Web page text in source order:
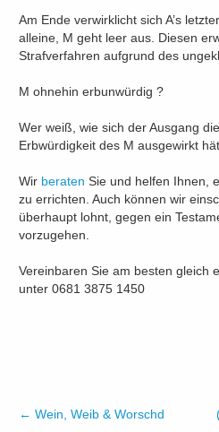
Am Ende verwirklicht sich A’s
alleine, M geht leer aus. Diesen
Strafverfahren aufgrund des
M ohnehin erbunwürdig ?
Wer weiß, wie sich der Ausgang
Erbwürdigkeit des M ausgewirkt
Wir beraten Sie und helfen Ihnen,
zu errichten. Auch können wir
überhaupt lohnt, gegen ein
vorzugehen.
Vereinbaren Sie am besten gleich
unter 0681 3875 1450
← Wein, Weib & Worschd